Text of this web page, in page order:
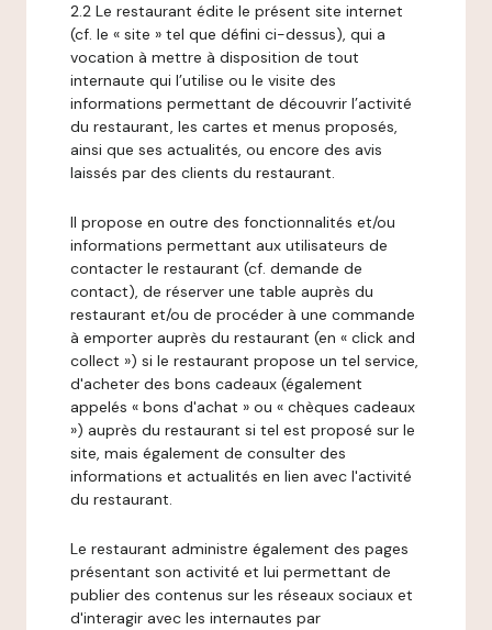
2.2 Le restaurant édite le présent site internet
(cf. le « site » tel que défini ci-dessus), qui a
vocation à mettre à disposition de tout
internaute qui l’utilise ou le visite des
informations permettant de découvrir l’activité
du restaurant, les cartes et menus proposés,
ainsi que ses actualités, ou encore des avis
laissés par des clients du restaurant.
Il propose en outre des fonctionnalités et/ou
informations permettant aux utilisateurs de
contacter le restaurant (cf. demande de
contact), de réserver une table auprès du
restaurant et/ou de procéder à une commande
à emporter auprès du restaurant (en « click and
collect ») si le restaurant propose un tel service,
d'acheter des bons cadeaux (également
appelés « bons d'achat » ou « chèques cadeaux
») auprès du restaurant si tel est proposé sur le
site, mais également de consulter des
informations et actualités en lien avec l'activité
du restaurant.
Le restaurant administre également des pages
présentant son activité et lui permettant de
publier des contenus sur les réseaux sociaux et
d'interagir avec les internautes par